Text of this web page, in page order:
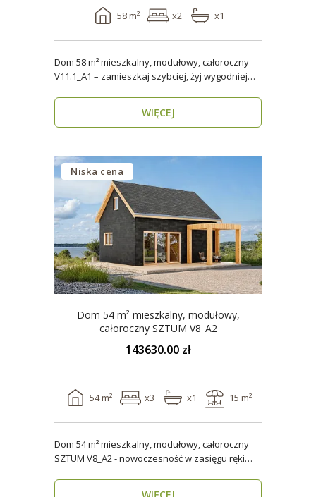
58 m² x2 x1
Dom 58 m² mieszkalny, modułowy, całoroczny
V11.1_A1 – zamieszkaj szybciej, żyj wygodniej
WIĘCEJ
Niska cena
Dom 54 m² mieszkalny, modułowy,
całoroczny SZTUM V8_A2
143630.00 zł
54 m² x3 x1 15 m²
Dom 54 m² mieszkalny, modułowy, całoroczny
SZTUM V8_A2 - nowoczesność w zasięgu ręki